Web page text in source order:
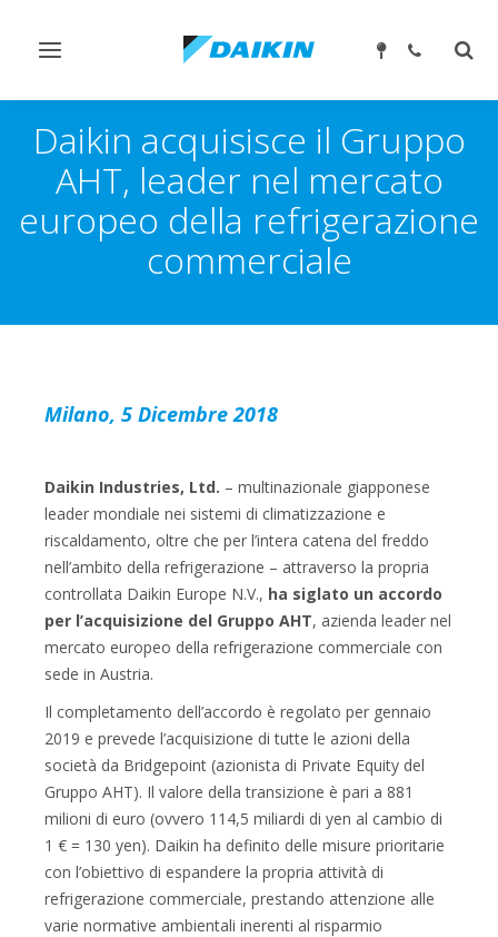
Attiva/disattiva
Daikin acquisisce il Gruppo
AHT, leader nel mercato
europeo della refrigerazione
commerciale
Milano, 5 Dicembre 2018
Daikin Industries, Ltd. – multinazionale giapponese
leader mondiale nei sistemi di climatizzazione e
riscaldamento, oltre che per l’intera catena del freddo
nell’ambito della refrigerazione – attraverso la propria
controllata Daikin Europe N.V., ha siglato un accordo
per l’acquisizione del Gruppo AHT, azienda leader nel
mercato europeo della refrigerazione commerciale con
sede in Austria.
Il completamento dell’accordo è regolato per gennaio
2019 e prevede l’acquisizione di tutte le azioni della
società da Bridgepoint (azionista di Private Equity del
Gruppo AHT). Il valore della transizione è pari a 881
milioni di euro (ovvero 114,5 miliardi di yen al cambio di
1 € = 130 yen). Daikin ha definito delle misure prioritarie
con l’obiettivo di espandere la propria attività di
refrigerazione commerciale, prestando attenzione alle
varie normative ambientali inerenti al risparmio